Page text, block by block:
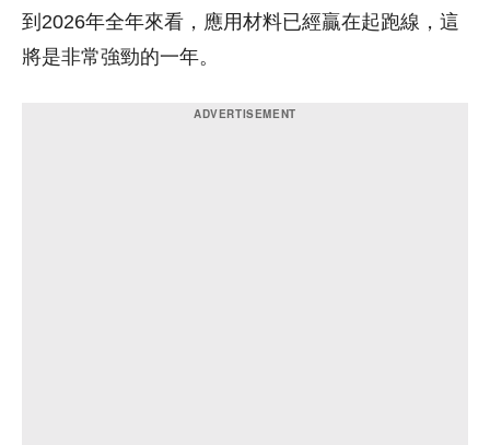
到2026年全年來看，應用材料已經贏在起跑線，這
將是非常強勁的一年。